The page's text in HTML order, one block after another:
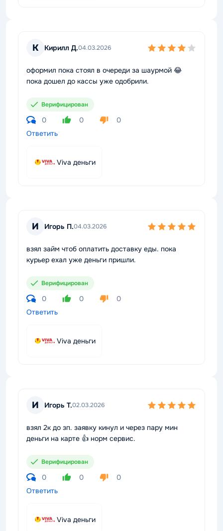
К Кирилл Д.04.03.2026
оформил пока стоял в очереди за шаурмой 😂
пока дошел до кассы уже одобрили.
Верифицирован
0 0
0
Ответить
Viva деньги
И Игорь П.04.03.2026
взял займ чтоб оплатить доставку еды. пока
курьер ехал уже деньги пришли.
Верифицирован
0 0
0
Ответить
Viva деньги
И Игорь Т.02.03.2026
взял 2к до зп. заявку кинул и через пару мин
деньги на карте 👍 норм сервис.
Верифицирован
0 0
0
Ответить
Viva деньги